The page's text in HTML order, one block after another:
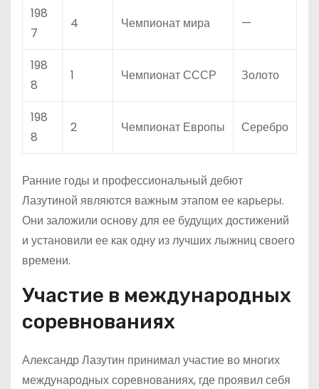
198
7
4 Чемпионат мира —
198
8
1 Чемпионат СССР Золото
198
8
2 Чемпионат Европы Серебро
Ранние годы и профессиональный дебют
Лазутиной являются важным этапом ее карьеры.
Они заложили основу для ее будущих достижений
и установили ее как одну из лучших лыжниц своего
времени.
Участие в международных
соревнованиях
Александр Лазутин принимал участие во многих
международных соревнованиях, где проявил себя